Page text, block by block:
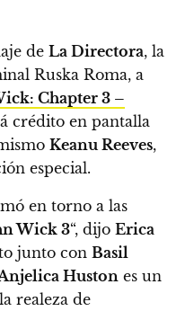
de La Directora, la
Ruska Roma, a
Chapter 3 –
crédito en pantalla
Keanu Reeves,
especial.
en torno a las
Wick 3“, dijo Erica
junto con Basil
Huston es un
realeza de